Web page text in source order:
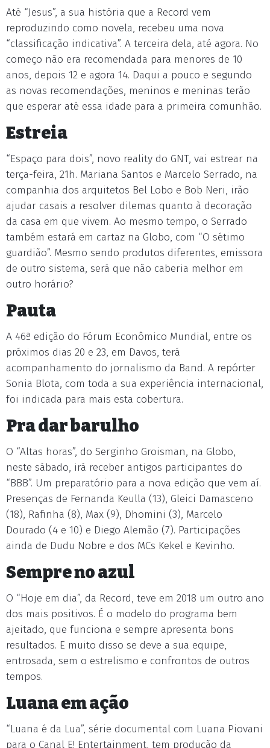
Até “Jesus”, a sua história que a Record vem
reproduzindo como novela, recebeu uma nova
“classificação indicativa”. A terceira dela, até agora. No
começo não era recomendada para menores de 10
anos, depois 12 e agora 14. Daqui a pouco e segundo
as novas recomendações, meninos e meninas terão
que esperar até essa idade para a primeira comunhão.
Estreia
“Espaço para dois”, novo reality do GNT, vai estrear na
terça-feira, 21h. Mariana Santos e Marcelo Serrado, na
companhia dos arquitetos Bel Lobo e Bob Neri, irão
ajudar casais a resolver dilemas quanto à decoração
da casa em que vivem. Ao mesmo tempo, o Serrado
também estará em cartaz na Globo, com “O sétimo
guardião”. Mesmo sendo produtos diferentes, emissora
de outro sistema, será que não caberia melhor em
outro horário?
Pauta
A 46ª edição do Fórum Econômico Mundial, entre os
próximos dias 20 e 23, em Davos, terá
acompanhamento do jornalismo da Band. A repórter
Sonia Blota, com toda a sua experiência internacional,
foi indicada para mais esta cobertura.
Pra dar barulho
O “Altas horas”, do Serginho Groisman, na Globo,
neste sábado, irá receber antigos participantes do
“BBB”. Um preparatório para a nova edição que vem aí.
Presenças de Fernanda Keulla (13), Gleici Damasceno
(18), Rafinha (8), Max (9), Dhomini (3), Marcelo
Dourado (4 e 10) e Diego Alemão (7). Participações
ainda de Dudu Nobre e dos MCs Kekel e Kevinho.
Sempre no azul
O “Hoje em dia”, da Record, teve em 2018 um outro ano
dos mais positivos. É o modelo do programa bem
ajeitado, que funciona e sempre apresenta bons
resultados. E muito disso se deve a sua equipe,
entrosada, sem o estrelismo e confrontos de outros
tempos.
Luana em ação
“Luana é da Lua”, série documental com Luana Piovani
para o Canal E! Entertainment, tem produção da